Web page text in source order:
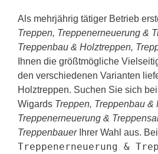
Als mehrjährig tätiger Betrieb
Treppen, Treppenerneuerung &
Treppenbau & Holztreppen,
Ihnen die größtmögliche
den verschiedenen Varianten
Holztreppen. Suchen Sie sich
Wigards Treppen, Treppenbau &
Treppenerneuerung &
TreppenbauerIhrer Wahl aus. Bei
Treppenerneuerung &